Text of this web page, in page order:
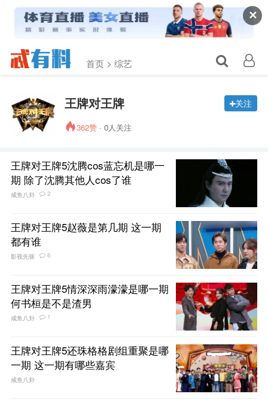
✕
首页 > 综艺
王牌对王牌
362赞 · 0人关注
关注
王牌对王牌5沈腾cos蓝忘机是哪一
期 除了沈腾其他人cos了谁
咸鱼八卦 2
王牌对王牌5赵薇是第几期 这一期
都有谁
影视先驱 6
王牌对王牌5情深深雨濛濛是哪一期
何书桓是不是渣男
咸鱼八卦 1
王牌对王牌5还珠格格剧组重聚是哪
一期 这一期有哪些嘉宾
咸鱼八卦